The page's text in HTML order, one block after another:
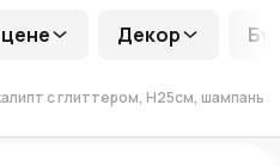
Декор
с глиттером, H25см, шампань